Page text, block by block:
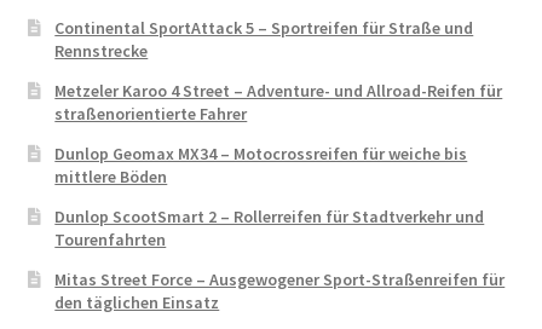
Continental SportAttack 5 – Sportreifen für Straße und
Rennstrecke
Metzeler Karoo 4 Street – Adventure- und Allroad-Reifen für
straßenorientierte Fahrer
Dunlop Geomax MX34 – Motocrossreifen für weiche bis
mittlere Böden
Dunlop ScootSmart 2 – Rollerreifen für Stadtverkehr und
Tourenfahrten
Mitas Street Force – Ausgewogener Sport-Straßenreifen für
den täglichen Einsatz